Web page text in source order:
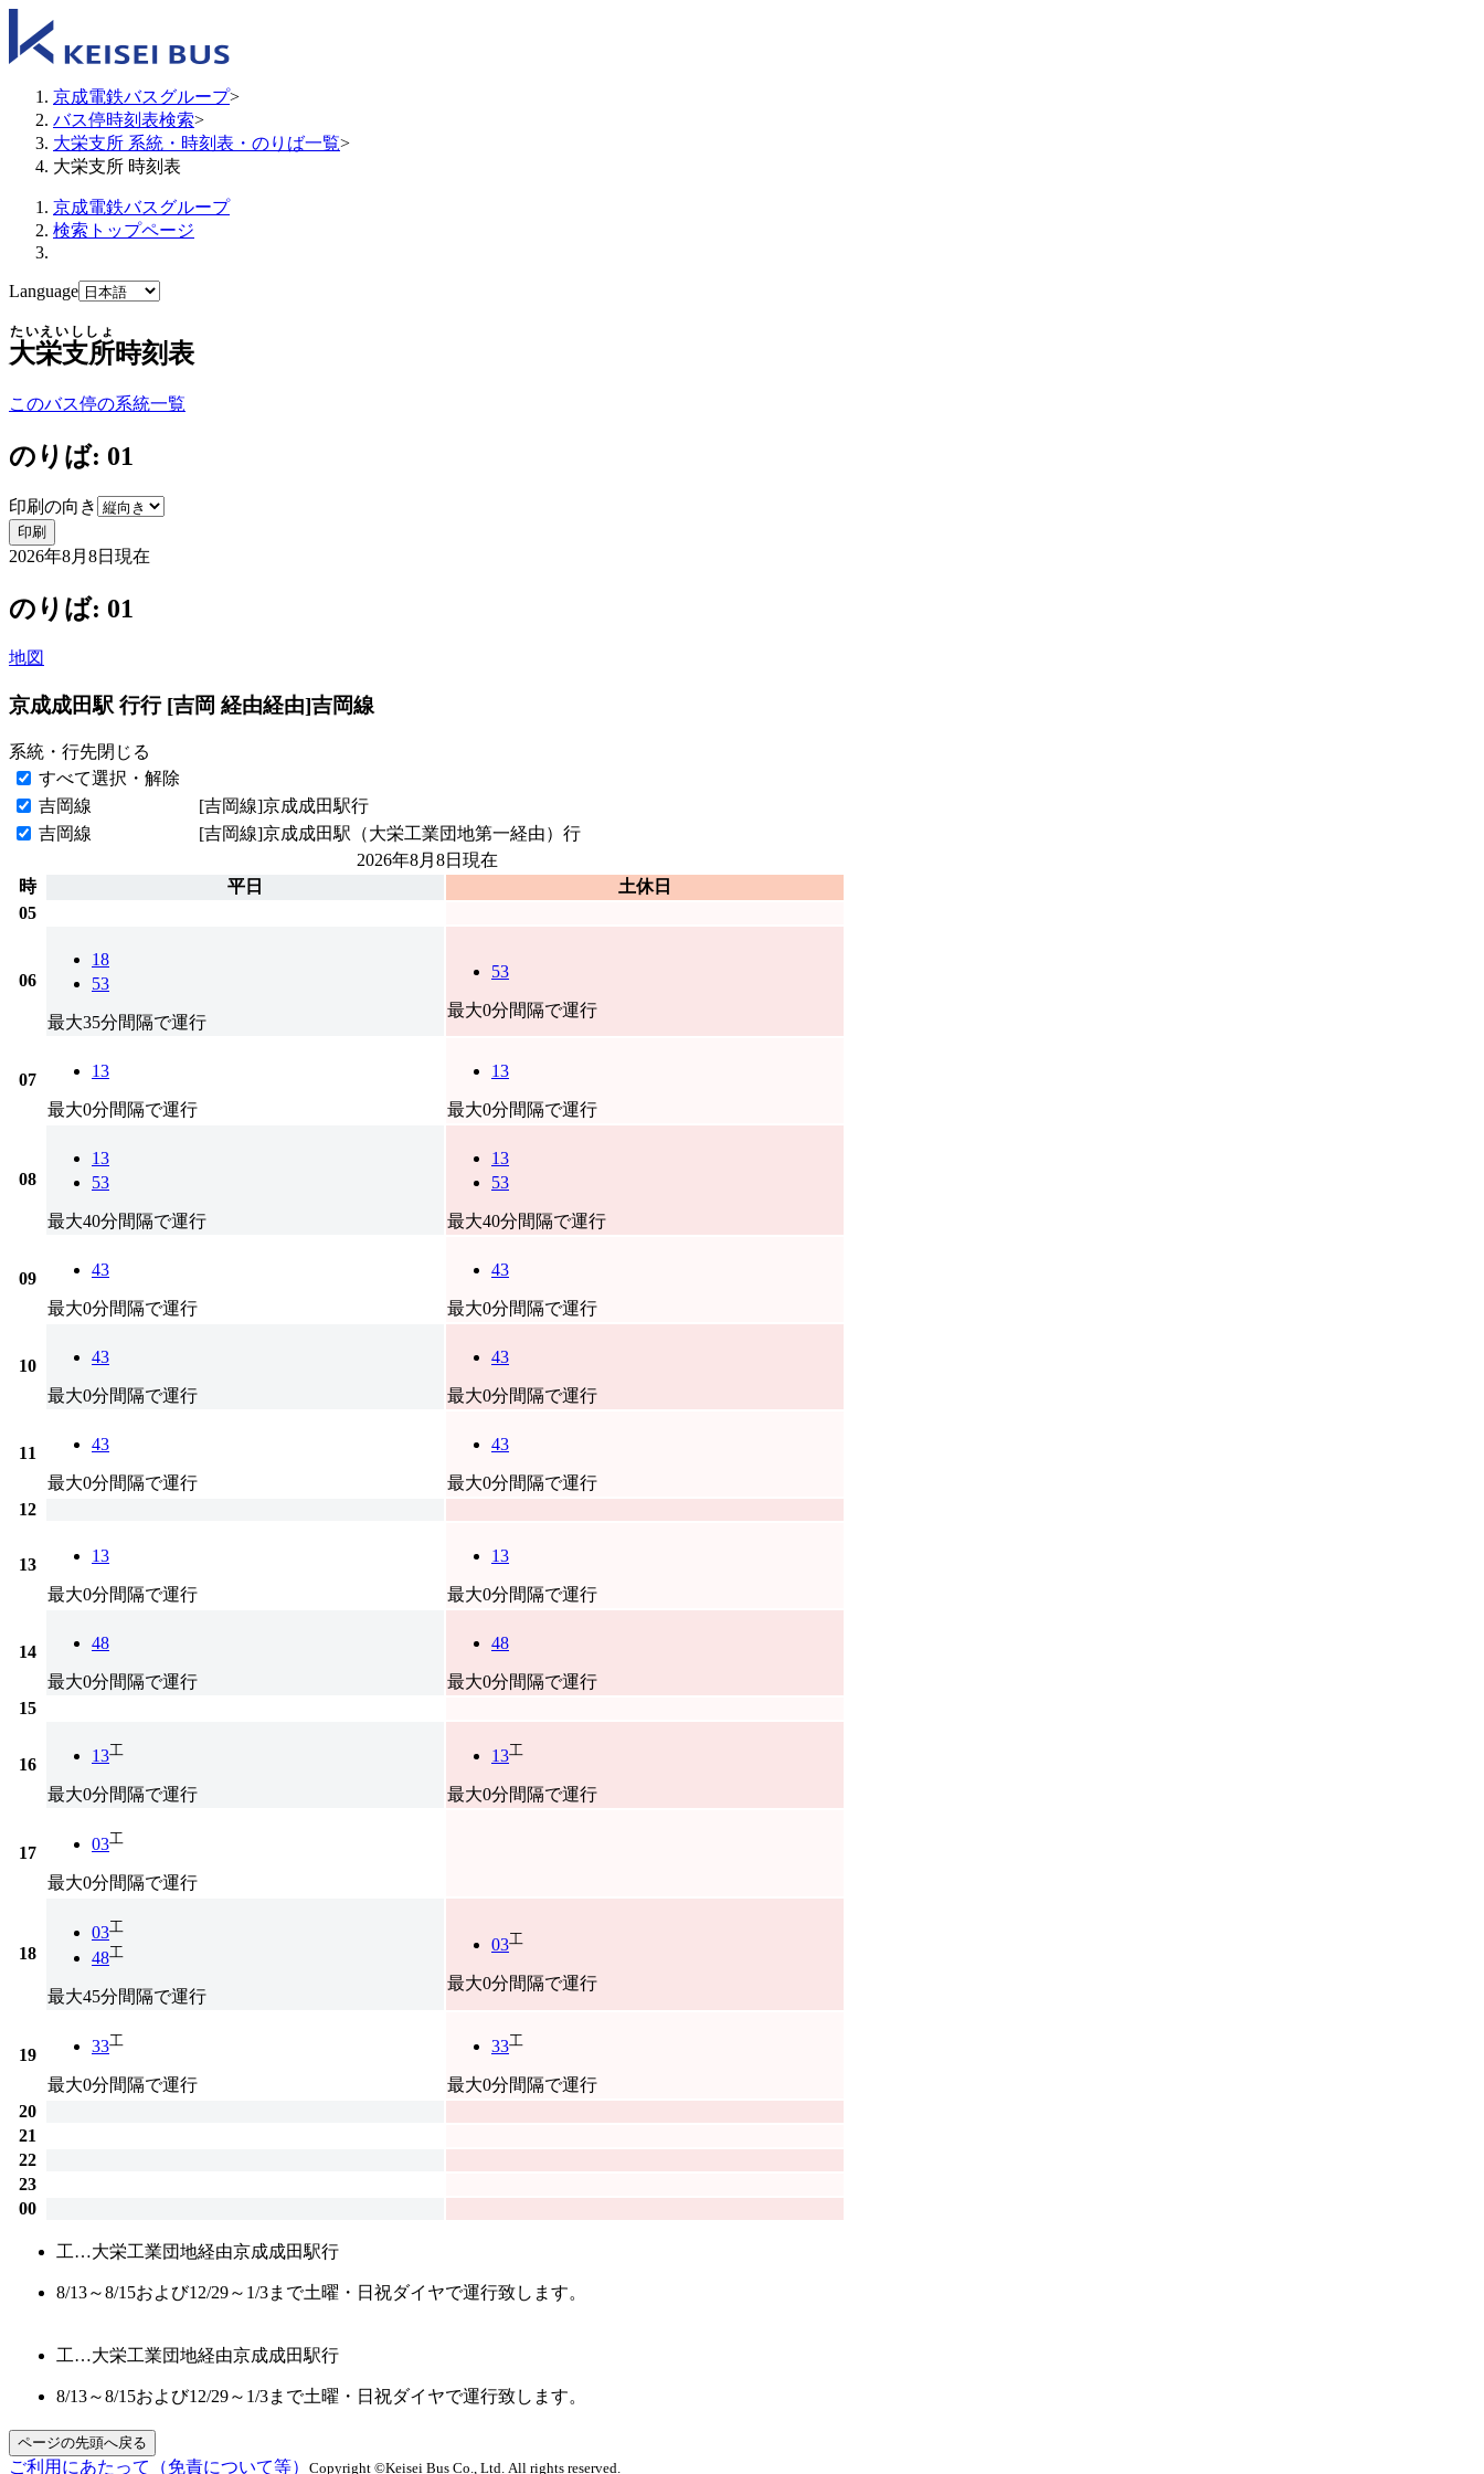
京成電鉄バスグループ>
バス停時刻表検索>
大栄支所 系統・時刻表・のりば一覧>
大栄支所 時刻表
京成電鉄バスグループ
検索トップページ
Language
大栄支所
たいえいししょ
時刻表
このバス停の系統一覧
のりば: 01
印刷の向き
印刷
2026年8月8日 現在
のりば: 01
地図
京成成田駅 行行 [吉岡 経由経由]吉岡線
系統・行先閉じる
すべて選択・解除
吉岡線
[吉岡線]京成成田駅行
吉岡線
[吉岡線]京成成田駅（大栄工業団地第一経由）行
2026年8月8日 現在
時
平日
土休日
05
06
18
53
最大35分間隔で運行
53
最大0分間隔で運行
07 13
最大0分間隔で運行
13
最大0分間隔で運行
08
13
53
最大40分間隔で運行
13
53
最大40分間隔で運行
09 43
最大0分間隔で運行
43
最大0分間隔で運行
10 43
最大0分間隔で運行
43
最大0分間隔で運行
11 43
最大0分間隔で運行
43
最大0分間隔で運行
12
13 13
最大0分間隔で運行
13
最大0分間隔で運行
14 48
最大0分間隔で運行
48
最大0分間隔で運行
15
16 13工
最大0分間隔で運行
13工
最大0分間隔で運行
17 03工
最大0分間隔で運行
18
03工
48工
最大45分間隔で運行
03工
最大0分間隔で運行
19 33工
最大0分間隔で運行
33工
最大0分間隔で運行
20
21
22
23
00
工…大栄工業団地経由京成成田駅行
8/13～8/15および12/29～1/3まで土曜・日祝ダイヤで運行致します。
工…大栄工業団地経由京成成田駅行
8/13～8/15および12/29～1/3まで土曜・日祝ダイヤで運行致します。
ページの先頭へ戻る
ご利用にあたって（免責について等） Copyright ©Keisei Bus Co., Ltd. All rights reserved.